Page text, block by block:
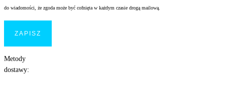
do wiadomości, że zgoda może być cofnięta w każdym czasie drogą mailową.
Metody
dostawy: